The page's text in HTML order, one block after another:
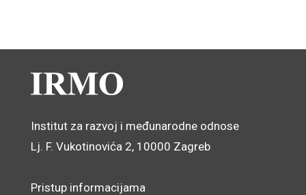
Institut za razvoj i međunarodne odnose
Lj. F. Vukotinovića 2, 10000 Zagreb
Pristup informacijama